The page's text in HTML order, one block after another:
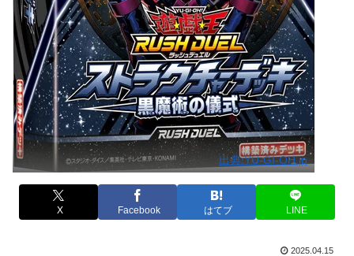
出典:YU-GI-OH.jp
X Facebook はてブ LINE
2025.04.15